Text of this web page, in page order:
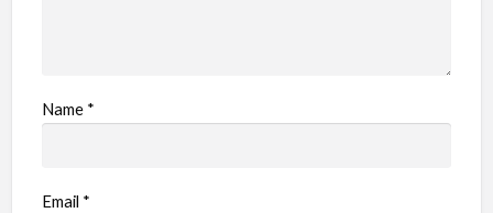
Name *
Email *